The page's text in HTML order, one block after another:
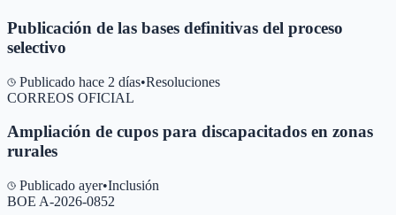
Publicación de las bases definitivas del proceso
selectivo
Publicado hace 2 días•Resoluciones
CORREOS OFICIAL
Ampliación de cupos para discapacitados en zonas
rurales
Publicado ayer•Inclusión
BOE A-2026-0852